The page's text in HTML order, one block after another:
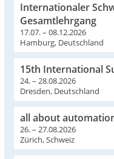
Internationaler
Gesamtlehrgang
17.07. – 08.12.2026
Hamburg, Deutschland
15th International
24. – 28.08.2026
Dresden, Deutschland
all about
26. – 27.08.2026
Zürich, Schweiz